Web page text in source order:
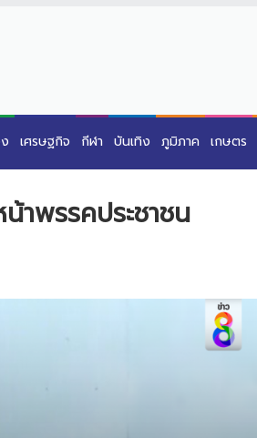
เศรษฐกิจ กีฬา บันเทิง ภูมิภาค เกษตร
าพรรคประชาชน